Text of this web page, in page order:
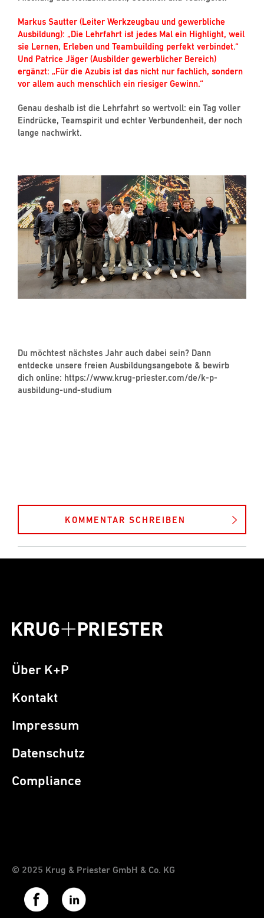
Markus Sautter (Leiter Werkzeugbau und gewerbliche
Ausbildung): „Die Lehrfahrt ist jedes Mal ein Highlight, weil
sie Lernen, Erleben und Teambuilding perfekt verbindet.“
Und Patrice Jäger (Ausbilder gewerblicher Bereich)
ergänzt: „Für die Azubis ist das nicht nur fachlich, sondern
vor allem auch menschlich ein riesiger Gewinn.“
Genau deshalb ist die Lehrfahrt so wertvoll: ein Tag voller
Eindrücke, Teamspirit und echter Verbundenheit, der noch
lange nachwirkt.
Du möchtest nächstes Jahr auch dabei sein? Dann
entdecke unsere freien Ausbildungsangebote & bewirb
dich online: https://www.krug-priester.com/de/k-p-
ausbildung-und-studium
KOMMENTAR SCHREIBEN
Über K+P
Kontakt
Impressum
Datenschutz
Compliance
© 2025 Krug & Priester GmbH & Co. KG